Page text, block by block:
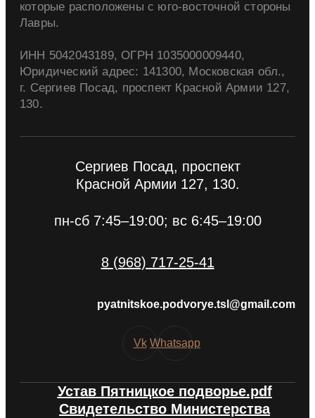
которые расположены с юго-восточной стороны
Лавры.
ИНН 5042043189, ОГРН 1035000009440,
Юридический адрес: 141300, Московская обл.,
г. Сергиев Посад, проспект Красной Армии 127,
130.
Сергиев Посад, проспект
Красной Армии 127, 130.
пн-сб 7:45–19:00; вс 6:45–19:00
8 (968) 717-25-41
pyatnitskoe.podvorye.tsl@gmail.com
Vk Whatsapp
Устав Пятницкое подворье.pdf
Свидетельство Министерства